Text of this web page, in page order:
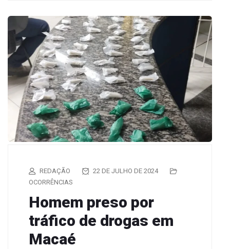
REDAÇÃO
22 DE JULHO DE 2024
OCORRÊNCIAS
Homem preso por
tráfico de drogas em
Macaé